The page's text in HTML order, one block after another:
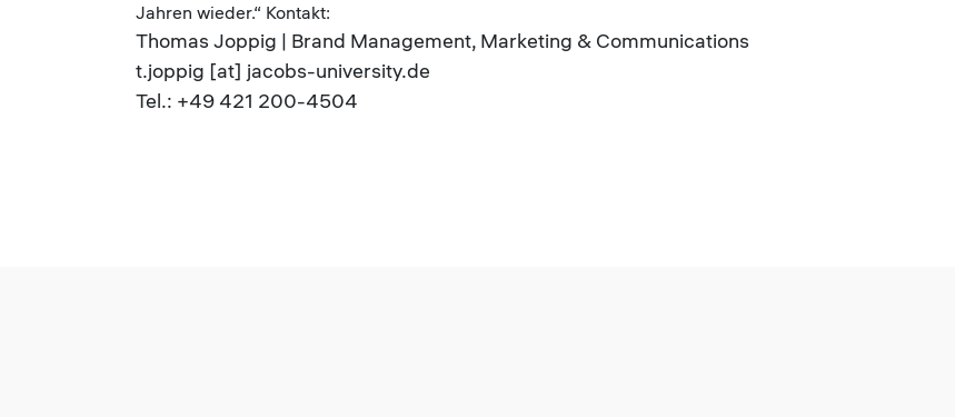
Jahren wieder.“ Kontakt:
Thomas Joppig | Brand Management, Marketing & Communications
t.joppig [at] jacobs-university.de
Tel.: +49 421 200-4504